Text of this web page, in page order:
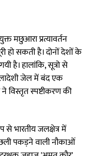
मछुआरा प्रत्यावर्तन
हो सकती है। दोनों देशों के
है। हालांकि, सूत्रो से
जेल में बंद एक
विस्तृत स्पष्टीकरण की
भारतीय जलक्षेत्र में
पकड़ने वाली नौकाओं